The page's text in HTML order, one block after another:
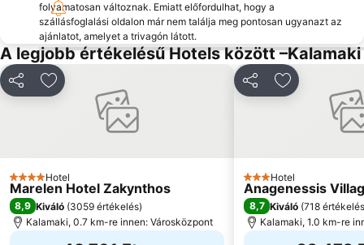
folyamatosan változnak. Emiatt előfordulhat, hogy a
szállásfoglalási oldalon már nem találja meg pontosan ugyanazt az
ajánlatot, amelyet a trivagón látott.
A legjobb értékelésű Hotels között –Kalamaki
MegosztásHozzáadás a kedvencekhez
4 Kategória
Hotel
Marelen Hotel Zakynthos
8,9 Kiváló (3059 értékelés)
Kalamaki, 0.7 km-re innen: Városközpont
MegosztásHozzáadás
3 Kategória
Hotel
Anagenessis
8,7 Kiváló (718 értékelés
Kalamaki, 1.0 km-re